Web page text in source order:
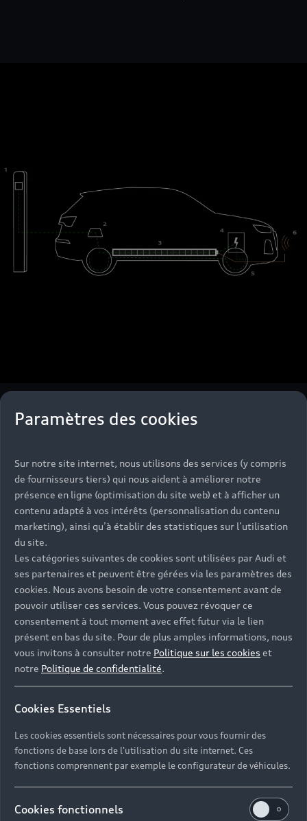
Paramètres des cookies
Sur notre site internet, nous utilisons des services (y compris
de fournisseurs tiers) qui nous aident à améliorer notre
présence en ligne (optimisation du site web) et à afficher un
contenu adapté à vos intérêts (personnalisation du contenu
marketing), ainsi qu’à établir des statistiques sur l’utilisation
du site.
Les catégories suivantes de cookies sont utilisées par Audi et
ses partenaires et peuvent être gérées via les paramètres des
cookies. Nous avons besoin de votre consentement avant de
pouvoir utiliser ces services. Vous pouvez révoquer ce
consentement à tout moment avec effet futur via le lien
présent en bas du site. Pour de plus amples informations, nous
vous invitons à consulter notre Politique sur les cookies et
notre Politique de confidentialité.
Cookies Essentiels
Les cookies essentiels sont nécessaires pour vous fournir des
fonctions de base lors de l'utilisation du site internet. Ces
fonctions comprennent par exemple le configurateur de véhicules.
Cookies fonctionnels